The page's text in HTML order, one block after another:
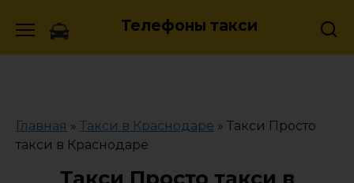
Телефоны такси
Главная » Такси в Краснодаре » Такси Просто
такси в Краснодаре
Такси Просто такси в